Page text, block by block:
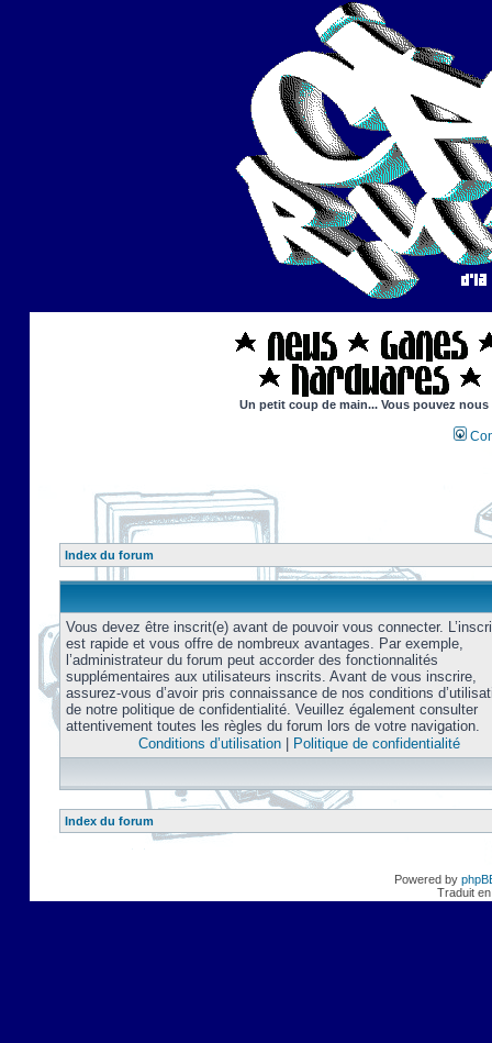
Un petit coup de main... Vous pouvez
Index du forum
Vous devez être inscrit(e) avant de pouvoir vous connecter.
est rapide et vous offre de nombreux avantages. Par exemple,
l’administrateur du forum peut accorder des fonctionnalités
supplémentaires aux utilisateurs inscrits. Avant de vous inscrire,
assurez-vous d’avoir pris connaissance de nos conditions
de notre politique de confidentialité. Veuillez également consulter
attentivement toutes les règles du forum lors de votre navigation.
Conditions d’utilisation| Politique de confidentialité
Index du forum
Powered by
Traduit